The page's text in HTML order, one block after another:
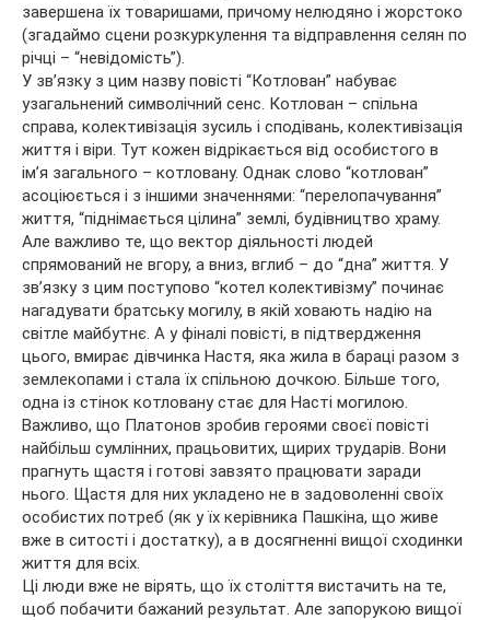
завершена їх товаришами, причому нелюдяно і жорстоко
(згадаймо сцени розкуркулення та відправлення селян по
річці – “невідомість”).
У зв’язку з цим назву повісті “Котлован” набуває
узагальнений символічний сенс. Котлован – спільна
справа, колективізація зусиль і сподівань, колективізація
життя і віри. Тут кожен відрікається від особистого в
ім’я загального – котловану. Однак слово “котлован”
асоціюється і з іншими значеннями: “перелопачування”
життя, “піднімається цілина” землі, будівництво храму.
Але важливо те, що вектор діяльності людей
спрямований не вгору, а вниз, вглиб – до “дна” життя. У
зв’язку з цим поступово “котел колективізму” починає
нагадувати братську могилу, в якій ховають надію на
світле майбутнє. А у фіналі повісті, в підтвердження
цього, вмирає дівчинка Настя, яка жила в бараці разом з
землекопами і стала їх спільною дочкою. Більше того,
одна із стінок котловану стає для Насті могилою.
Важливо, що Платонов зробив героями своєї повісті
найбільш сумлінних, працьовитих, щирих трударів. Вони
прагнуть щастя і готові завзято працювати заради
нього. Щастя для них укладено не в задоволенні своїх
особистих потреб (як у їх керівника Пашкіна, що живе
вже в ситості і достатку), а в досягненні вищої сходинки
життя для всіх.
Ці люди вже не вірять, що їх століття вистачить на те,
щоб побачити бажаний результат. Але запорукою вищої